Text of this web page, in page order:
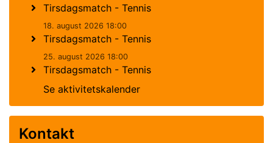
Tirsdagsmatch - Tennis
18. august 2026 18:00
Tirsdagsmatch - Tennis
25. august 2026 18:00
Tirsdagsmatch - Tennis
Se aktivitetskalender
Kontakt